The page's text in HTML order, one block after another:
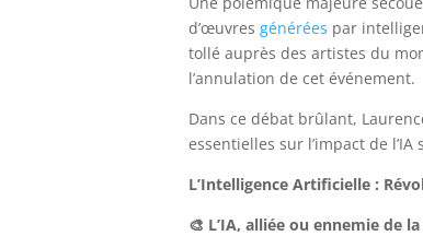
d’œuvres générées par
tollé auprès des artistes du
l’annulation de cet événement.
Dans ce débat brûlant,
essentielles sur l’impact de l’IA
L’Intelligence Artificielle :
🎨 L’IA, alliée ou ennemie de